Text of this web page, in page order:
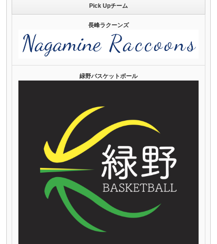
Pick Upチーム
長峰ラクーンズ
緑野バスケットボール